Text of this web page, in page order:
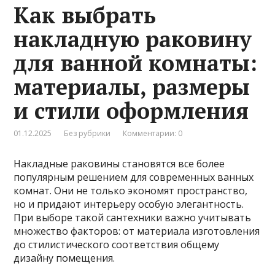
Как выбрать
накладную раковину
для ванной комнаты:
материалы, размеры
и стили оформления
01.12.2025 Без рубрики Комментарии: 0
Накладные раковины становятся все более
популярным решением для современных ванных
комнат. Они не только экономят пространство,
но и придают интерьеру особую элегантность.
При выборе такой сантехники важно учитывать
множество факторов: от материала изготовления
до стилистического соответствия общему
дизайну помещения.